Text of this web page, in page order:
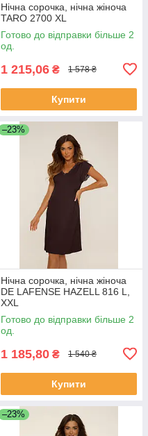
Нічна сорочка, нічна жіноча
TARO 2700 XL
Готово до відправки більше 2
од.
1 215,06 ₴ 1 578 ₴
Купити
–23%
Нічна сорочка, нічна жіноча
DE LAFENSE HAZELL 816 L,
XXL
Готово до відправки більше 2
од.
1 185,80 ₴ 1 540 ₴
Купити
–23%